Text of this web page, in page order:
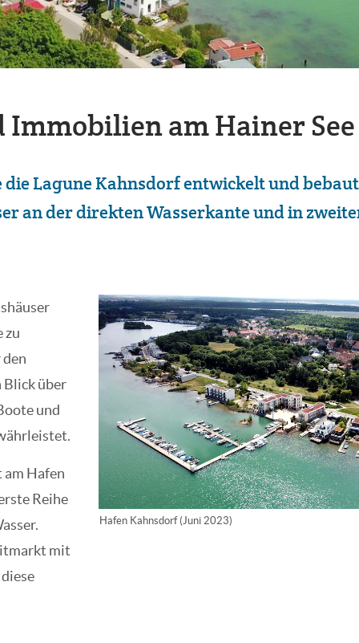
am Hainer See
die Lagune Kahnsdorf entwickelt und
an der direkten Wasserkante und in
zu
Blick über
und
Hafen
Reihe
mit
Hafen Kahnsdorf (Juni 2023)